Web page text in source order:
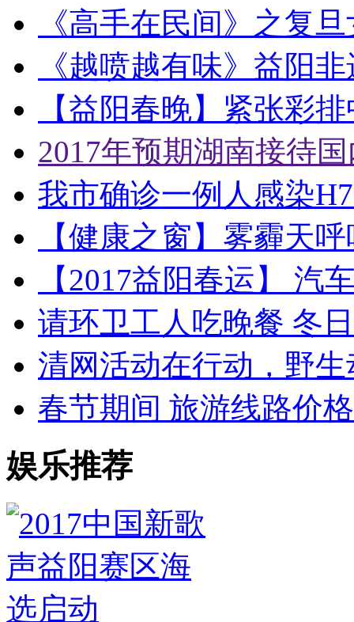
《高手在民间》之复
《越喷越有味》益阳
【益阳春晚】紧张彩
2017年预期湖南接待
我市确诊一例人感染
【健康之窗】雾霾天
【2017益阳春运】 汽
请环卫工人吃晚餐 冬
清网活动在行动，野
春节期间 旅游线路价
娱乐推荐